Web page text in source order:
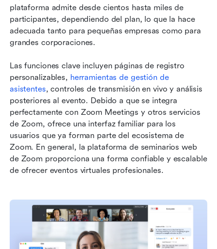
plataforma admite desde cientos hasta miles de
participantes, dependiendo del plan, lo que la hace
adecuada tanto para pequeñas empresas como para
grandes corporaciones.
Las funciones clave incluyen páginas de registro
personalizables, herramientas de gestión de
asistentes, controles de transmisión en vivo y análisis
posteriores al evento. Debido a que se integra
perfectamente con Zoom Meetings y otros servicios
de Zoom, ofrece una interfaz familiar para los
usuarios que ya forman parte del ecosistema de
Zoom. En general, la plataforma de seminarios web
de Zoom proporciona una forma confiable y escalable
de ofrecer eventos virtuales profesionales.